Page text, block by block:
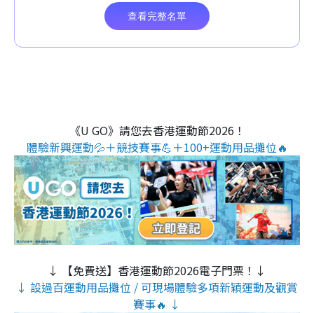
《U GO》請您去香港運動節2026！
體驗新興運動💦＋競技賽事💪＋100+運動用品攤位🔥
↓ 【免費送】香港運動節2026電子門票！↓
↓ 設過百運動用品攤位 / 可現場體驗多項新穎運動及觀賞
賽事🔥 ↓